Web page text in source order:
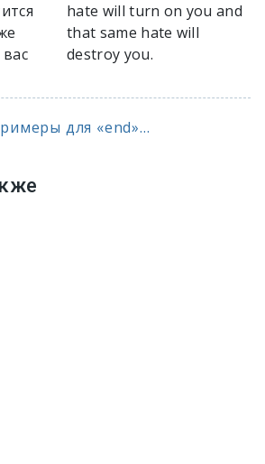
hate will turn on you and
that same hate will
destroy you.
для «end»...